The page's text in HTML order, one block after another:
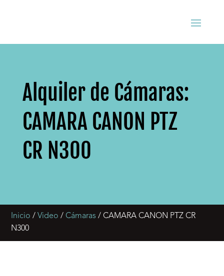
Alquiler de Cámaras:
CAMARA CANON PTZ
CR N300
Inicio /Video / Cámaras / CAMARA CANON PTZ CR
N300